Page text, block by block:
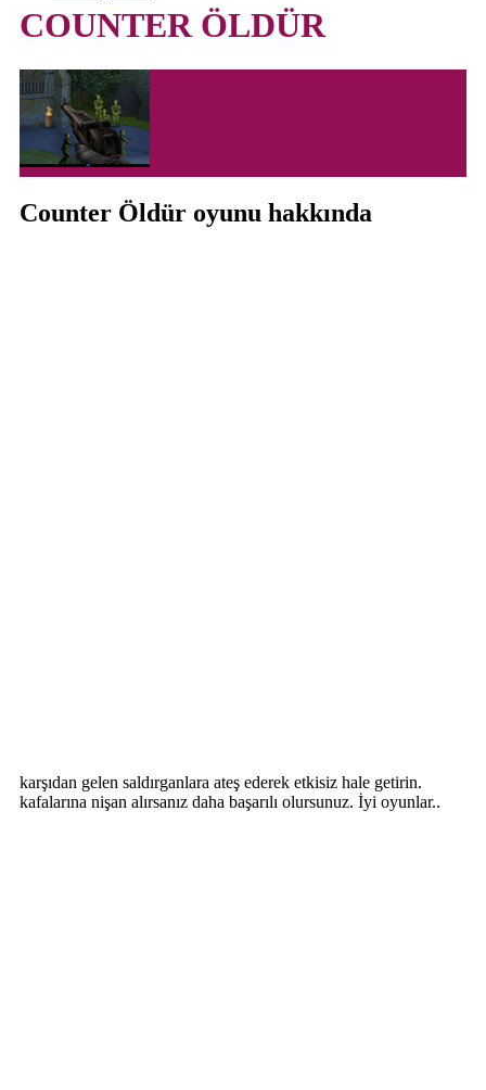
COUNTER ÖLDÜR
Counter Öldür oyunu hakkında
karşıdan gelen saldırganlara ateş ederek etkisiz hale getirin.
kafalarına nişan alırsanız daha başarılı olursunuz. İyi oyunlar..